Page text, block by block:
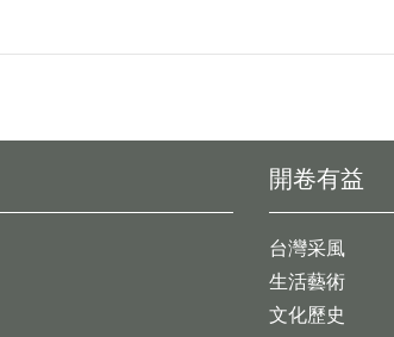
開卷有益
台灣采風
生活藝術
文化歷史